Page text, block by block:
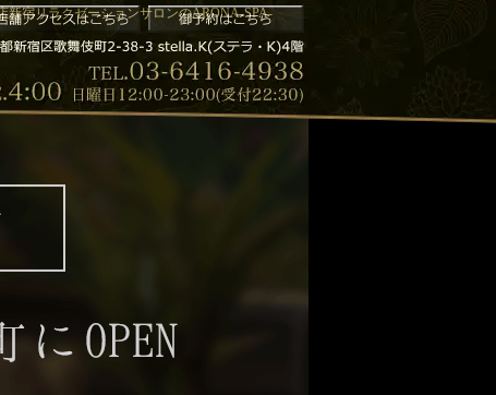
新宿リラクゼーションサロンのARONA-SPA-